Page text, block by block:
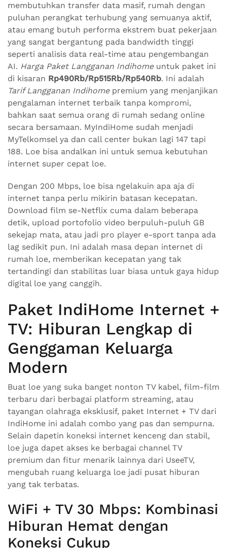
membutuhkan transfer data masif, rumah dengan
puluhan perangkat terhubung yang semuanya aktif,
atau emang butuh performa ekstrem buat pekerjaan
yang sangat bergantung pada bandwidth tinggi
seperti analisis data real-time atau pengembangan
AI. Harga Paket Langganan Indihomeuntuk paket ini
di kisaran Rp490Rb/Rp515Rb/Rp540Rb. Ini adalah
Tarif Langganan Indihomepremium yang menjanjikan
pengalaman internet terbaik tanpa kompromi,
bahkan saat semua orang di rumah sedang online
secara bersamaan. MyIndiHome sudah menjadi
MyTelkomsel ya dan call center bukan lagi 147 tapi
188. Loe bisa andalkan ini untuk semua kebutuhan
internet super cepat loe.
Dengan 200 Mbps, loe bisa ngelakuin apa aja di
internet tanpa perlu mikirin batasan kecepatan.
Download film se-Netflix cuma dalam beberapa
detik, upload portofolio video berpuluh-puluh GB
sekejap mata, atau jadi pro player e-sport tanpa ada
lag sedikit pun. Ini adalah masa depan internet di
rumah loe, memberikan kecepatan yang tak
tertandingi dan stabilitas luar biasa untuk gaya hidup
digital loe yang canggih.
Paket IndiHome Internet +
TV: Hiburan Lengkap di
Genggaman Keluarga
Modern
Buat loe yang suka banget nonton TV kabel, film-film
terbaru dari berbagai platform streaming, atau
tayangan olahraga eksklusif, paket Internet + TV dari
IndiHome ini adalah combo yang pas dan sempurna.
Selain dapetin koneksi internet kenceng dan stabil,
loe juga dapet akses ke berbagai channel TV
premium dan fitur menarik lainnya dari UseeTV,
mengubah ruang keluarga loe jadi pusat hiburan
yang tak terbatas.
WiFi + TV 30 Mbps: Kombinasi
Hiburan Hemat dengan
Koneksi Cukup